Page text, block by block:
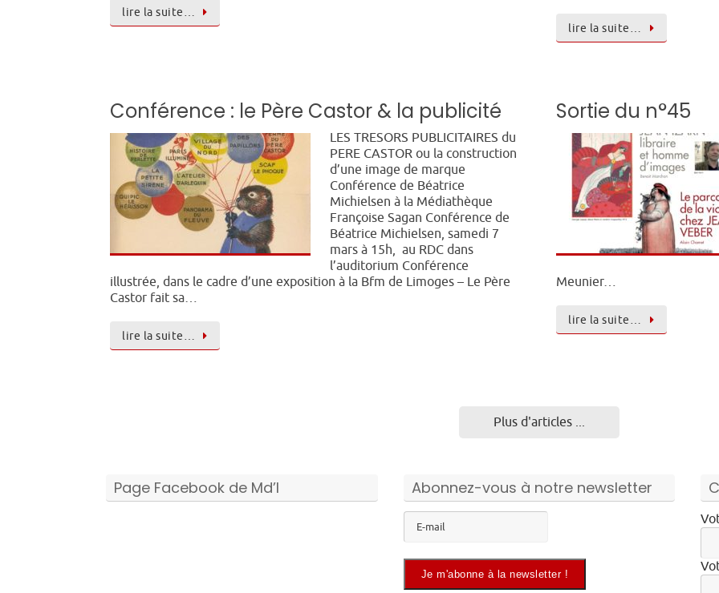
lire la suite…
lire la suite…
Conférence : le Père Castor & la publicité
LES TRESORS PUBLICITAIRES du
PERE CASTOR ou la construction
d’une image de marque
Conférence de Béatrice
Michielsen à la Médiathèque
Françoise Sagan Conférence de
Béatrice Michielsen, samedi 7
mars à 15h, au RDC dans
l’auditorium Conférence
illustrée, dans le cadre d’une exposition à la Bfm de Limoges – Le Père
Castor fait sa…
lire la suite…
Sortie du n°45
Meunier…
lire la suite…
Plus d'articles ...
Page Facebook de Md’I Abonnez-vous à notre newsletter